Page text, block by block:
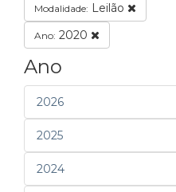
Modalidade: Leilão
Ano: 2020
Ano
2026
2025
2024